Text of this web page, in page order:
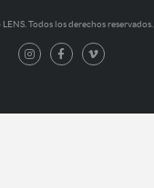
Todos los derechos reservados.